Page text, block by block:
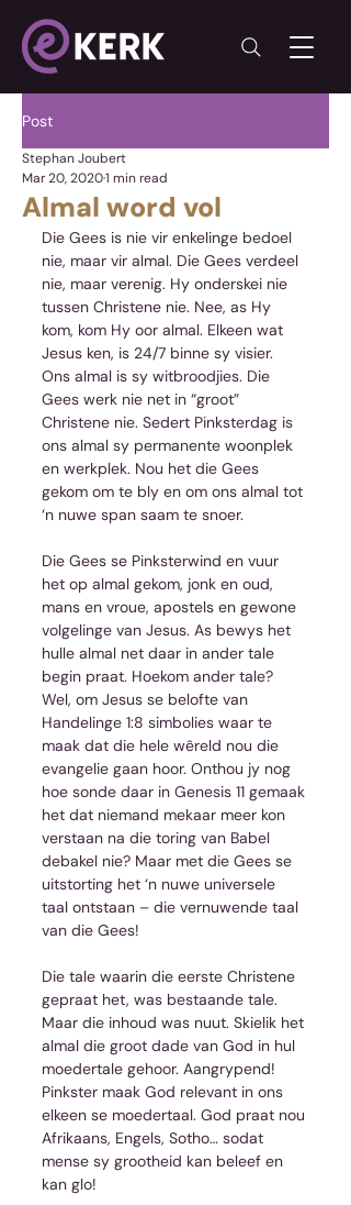
Post
Almal word vol
Stephan Joubert
Mar 20, 20201 min read
Die Gees is nie vir enkelinge bedoel
nie, maar vir almal. Die Gees verdeel
nie, maar verenig. Hy onderskei nie
tussen Christene nie. Nee, as Hy
kom, kom Hy oor almal. Elkeen wat
Jesus ken, is 24/7 binne sy visier.
Ons almal is sy witbroodjies. Die
Gees werk nie net in “groot”
Christene nie. Sedert Pinksterdag is
ons almal sy permanente woonplek
en werkplek. Nou het die Gees
gekom om te bly en om ons almal tot
‘n nuwe span saam te snoer.
Die Gees se Pinksterwind en vuur
het op almal gekom, jonk en oud,
mans en vroue, apostels en gewone
volgelinge van Jesus. As bewys het
hulle almal net daar in ander tale
begin praat. Hoekom ander tale?
Wel, om Jesus se belofte van
Handelinge 1:8 simbolies waar te
maak dat die hele wêreld nou die
evangelie gaan hoor. Onthou jy nog
hoe sonde daar in Genesis 11 gemaak
het dat niemand mekaar meer kon
verstaan na die toring van Babel
debakel nie? Maar met die Gees se
uitstorting het ‘n nuwe universele
taal ontstaan – die vernuwende taal
van die Gees!
Die tale waarin die eerste Christene
gepraat het, was bestaande tale.
Maar die inhoud was nuut. Skielik het
almal die groot dade van God in hul
moedertale gehoor. Aangrypend!
Pinkster maak God relevant in ons
elkeen se moedertaal. God praat nou
Afrikaans, Engels, Sotho… sodat
mense sy grootheid kan beleef en
kan glo!